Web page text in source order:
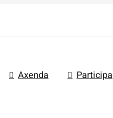
Axenda Participa